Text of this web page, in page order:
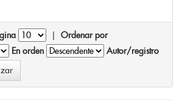
| Ordenar por
En orden
Autor/registro